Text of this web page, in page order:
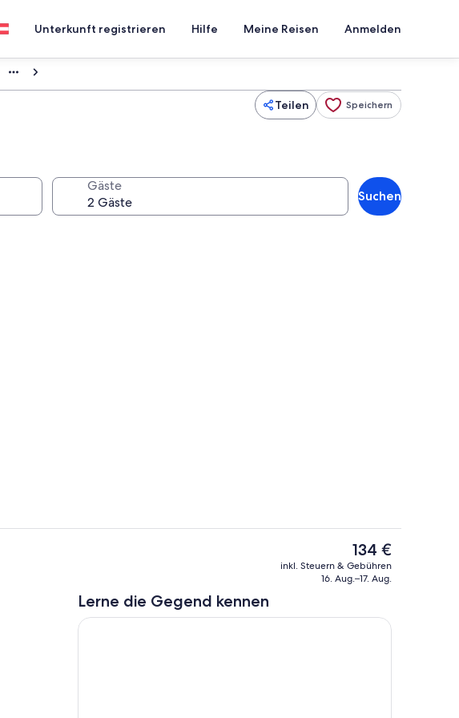
Unterkunft registrieren Hilfe Meine Reisen Anmelden
Teilen Speichern
Gäste
Suchen
Lobby
Der
aktuelle
Preis
134 €
inkl. Steuern & Gebühren
16. Aug.–17. Aug.
Lerne die Gegend kennen